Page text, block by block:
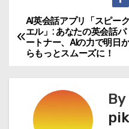
投
稿
ナ
ビ
AI英会話アプリ「スピーク
エル」: あなたの英会話パ
ートナー、AIの力で明日
らもっとスムーズに！
By